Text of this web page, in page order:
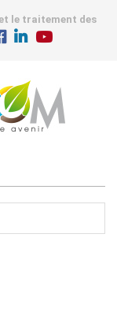
le traitement des